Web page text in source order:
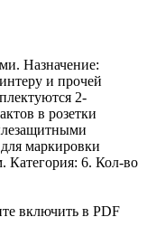
Назначение:
и прочей
2-
в розетки
маркировки
Категория: 6. Кол-во
включить в PDF